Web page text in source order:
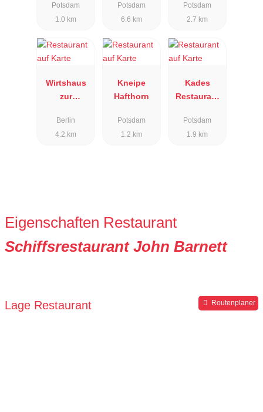
Potsdam
1.0 km
Potsdam
6.6 km
Potsdam
2.7 km
Wirtshaus
zur
Berlin
4.2 km
Kneipe
Hafthorn
Potsdam
1.2 km
Kades
Restaurant
Pfingstberg"
Potsdam
1.9 km
Eigenschaften Restaurant
Schiffsrestaurant John Barnett
Lage Restaurant Routenplaner